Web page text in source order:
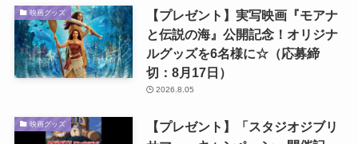
映画グッズ
【プレゼント】実写映画『モアナ
と伝説の海』公開記念！オリジナ
ルグッズを6名様に☆（応募締
切：8月17日）
2026.8.05
映画グッズ
【プレゼント】「スタジオジブリ